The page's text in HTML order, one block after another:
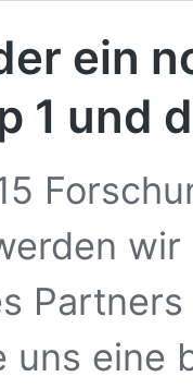
ein
1 und
uns eine